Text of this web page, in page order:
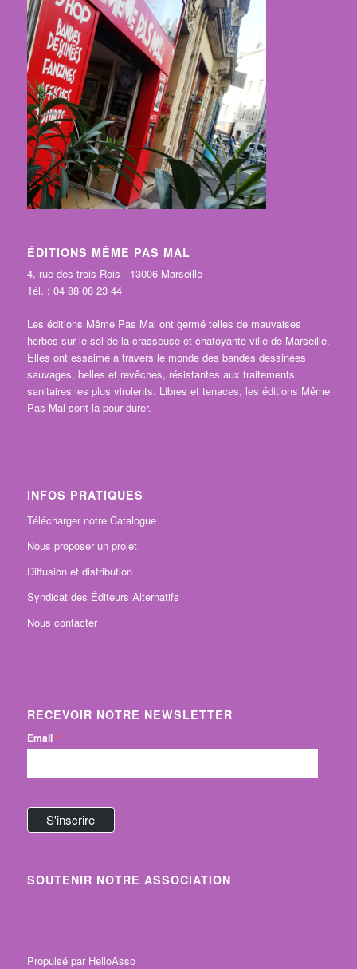
ÉDITIONS MÊME PAS MAL
4, rue des trois Rois - 13006 Marseille
Tél. : 04 88 08 23 44
Les éditions Même Pas Mal ont germé telles de mauvaises
herbes sur le sol de la crasseuse et chatoyante ville de Marseille.
Elles ont essaimé à travers le monde des bandes dessinées
sauvages, belles et revêches, résistantes aux traitements
sanitaires les plus virulents. Libres et tenaces, les éditions Même
Pas Mal sont là pour durer.
INFOS PRATIQUES
Télécharger notre Catalogue
Nous proposer un projet
Diffusion et distribution
Syndicat des Éditeurs Alternatifs
Nous contacter
RECEVOIR NOTRE NEWSLETTER
Email *
SOUTENIR NOTRE ASSOCIATION
Propulsé par HelloAsso